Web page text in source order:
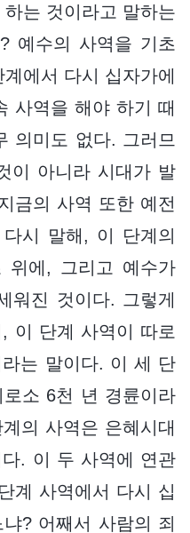
는 것이라고 말하는
예수의 사역을 기초
에서 다시 십자가에
사역을 해야 하기 때
의미도 없다. 그러므
이 아니라 시대가 발
금의 사역 또한 예전
시 말해, 이 단계의
위에, 그리고 예수가
워진 것이다. 그렇게
이 단계 사역이 따로
는 말이다. 이 세 단
소 6천 년 경륜이라
의 사역은 은혜시대
. 이 두 사역에 연관
계 사역에서 다시 십
? 어째서 사람의 죄